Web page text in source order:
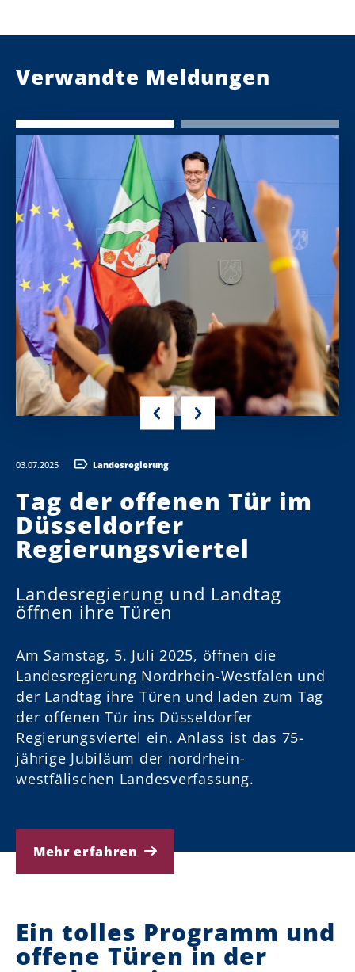
Verwandte Meldungen
03.07.2025 Landesregierung
Tag der offenen Tür im
Düsseldorfer
Regierungsviertel
Landesregierung und Landtag
öffnen ihre Türen
Am Samstag, 5. Juli 2025, öffnen die
Landesregierung Nordrhein-Westfalen und
der Landtag ihre Türen und laden zum Tag
der offenen Tür ins Düsseldorfer
Regierungsviertel ein. Anlass ist das 75-
jährige Jubiläum der nordrhein-
westfälischen Landesverfassung.
Mehr erfahren
Ein tolles Programm und
offene Türen in der